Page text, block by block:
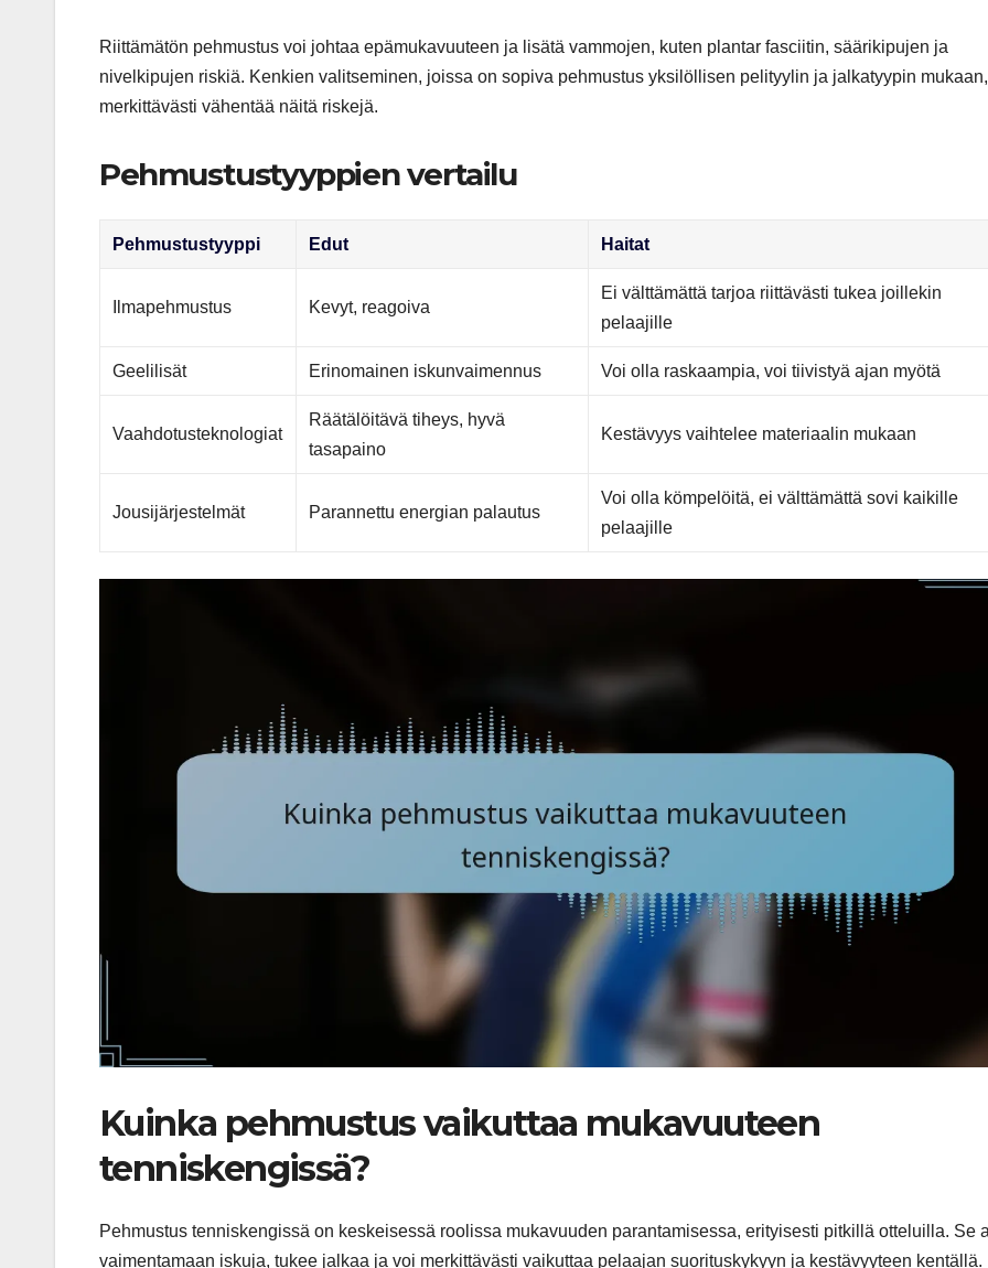
Riittämätön pehmustus voi johtaa epämukavuuteen ja lisätä vammojen, kuten plantar fasciitin, säärikipujen ja
nivelkipujen riskiä. Kenkien valitseminen, joissa on sopiva pehmustus yksilöllisen pelityylin ja jalkatyypin
merkittävästi vähentää näitä riskejä.
Pehmustustyyppien vertailu
Pehmustustyyppi Edut Haitat
Ilmapehmustus Kevyt, reagoiva
Ei välttämättä tarjoa riittävästi tukea joillekin
pelaajille
Geelilisät Erinomainen iskunvaimennus Voi olla raskaampia, voi tiivistyä ajan myötä
Vaahdotusteknologiat
Räätälöitävä tiheys, hyvä
tasapaino
Kestävyys vaihtelee materiaalin mukaan
Jousijärjestelmät Parannettu energian palautus
Voi olla kömpelöitä, ei välttämättä sovi kaikille
pelaajille
Kuinka pehmustus vaikuttaa mukavuuteen
tenniskengissä?
Pehmustus tenniskengissä on keskeisessä roolissa mukavuuden parantamisessa, erityisesti pitkillä otteluilla. Se
vaimentamaan iskuja, tukee jalkaa ja voi merkittävästi vaikuttaa pelaajan suorituskykyyn ja kestävyyteen kentällä.